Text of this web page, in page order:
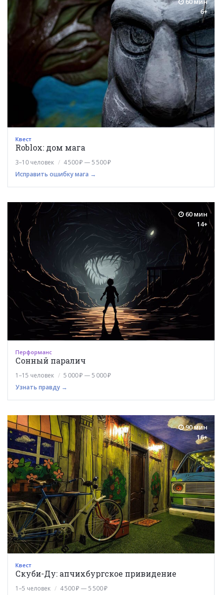
6+
Квест
Roblox: дом мага
3–10 человек
4 500 ₽ — 5 500 ₽
Исправить ошибку мага →
60 мин
14+
Перформанс
Сонный паралич
1–15 человек
5 000 ₽ — 5 000 ₽
Узнать правду →
90 мин
16+
Квест
Скуби-Ду: апчихбургское привидение
1–5 человек
4 500 ₽ — 5 500 ₽